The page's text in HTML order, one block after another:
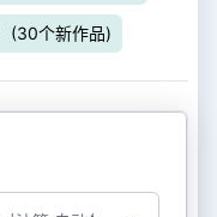
(30个新作品)